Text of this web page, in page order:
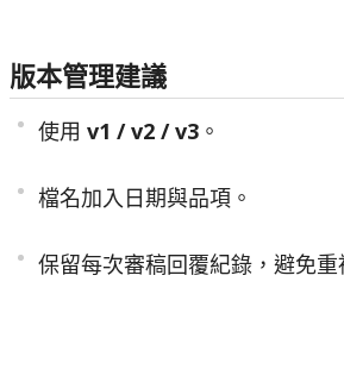
版本管理建議
使用 v1 / v2 / v3 。
檔名加入日期與品項。
保留每次審稿回覆紀錄，避免重